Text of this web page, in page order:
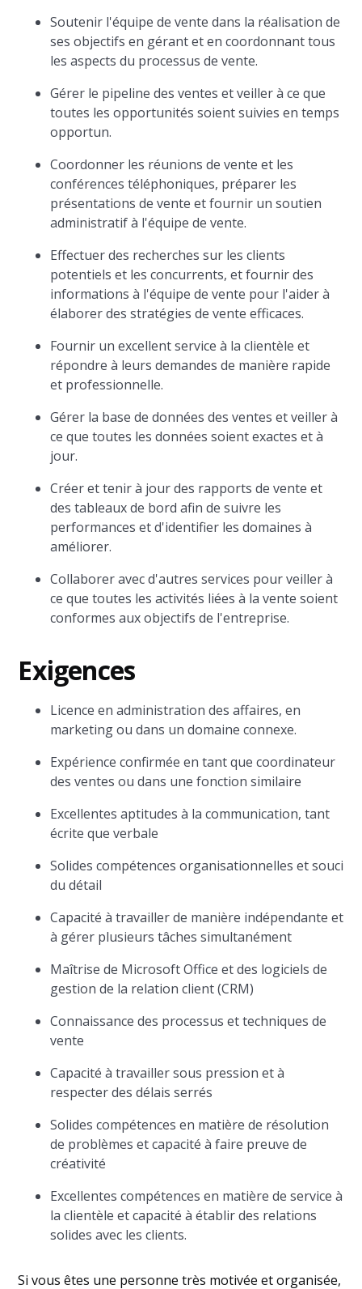
Soutenir l'équipe de vente dans la réalisation de
ses objectifs en gérant et en coordonnant tous
les aspects du processus de vente.
Gérer le pipeline des ventes et veiller à ce que
toutes les opportunités soient suivies en temps
opportun.
Coordonner les réunions de vente et les
conférences téléphoniques, préparer les
présentations de vente et fournir un soutien
administratif à l'équipe de vente.
Effectuer des recherches sur les clients
potentiels et les concurrents, et fournir des
informations à l'équipe de vente pour l'aider à
élaborer des stratégies de vente efficaces.
Fournir un excellent service à la clientèle et
répondre à leurs demandes de manière rapide
et professionnelle.
Gérer la base de données des ventes et veiller à
ce que toutes les données soient exactes et à
jour.
Créer et tenir à jour des rapports de vente et
des tableaux de bord afin de suivre les
performances et d'identifier les domaines à
améliorer.
Collaborer avec d'autres services pour veiller à
ce que toutes les activités liées à la vente soient
conformes aux objectifs de l'entreprise.
Exigences
Licence en administration des affaires, en
marketing ou dans un domaine connexe.
Expérience confirmée en tant que coordinateur
des ventes ou dans une fonction similaire
Excellentes aptitudes à la communication, tant
écrite que verbale
Solides compétences organisationnelles et souci
du détail
Capacité à travailler de manière indépendante et
à gérer plusieurs tâches simultanément
Maîtrise de Microsoft Office et des logiciels de
gestion de la relation client (CRM)
Connaissance des processus et techniques de
vente
Capacité à travailler sous pression et à
respecter des délais serrés
Solides compétences en matière de résolution
de problèmes et capacité à faire preuve de
créativité
Excellentes compétences en matière de service à
la clientèle et capacité à établir des relations
solides avec les clients.
Si vous êtes une personne très motivée et organisée,